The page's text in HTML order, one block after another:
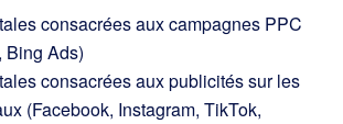
consacrées aux campagnes PPC
Bing Ads)
consacrées aux publicités sur les
(Facebook, Instagram, TikTok,